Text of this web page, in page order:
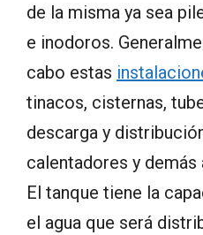
de la misma ya sea
e inodoros.
cabo estas
tinacos, cisternas,
descarga y
calentadores y
El tanque tiene la
el agua que será